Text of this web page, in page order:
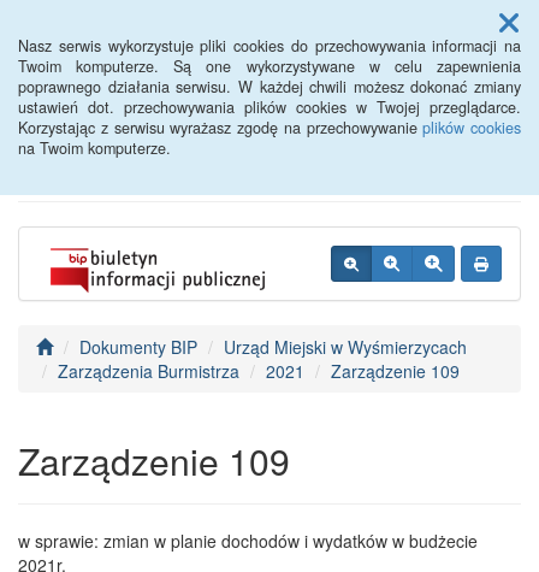
Nasz serwis wykorzystuje pliki cookies do przechowywania informacji na
Twoim komputerze. Są one wykorzystywane w celu zapewnienia
poprawnego działania serwisu. W każdej chwili możesz dokonać zmiany
ustawień dot. przechowywania plików cookies w Twojej przeglądarce.
Korzystając z serwisu wyrażasz zgodę na przechowywanieplików cookies
na Twoim komputerze.
Menu
BIP - Urząd Miejski
Wyśmierzyce
Dokumenty BIP
Urząd Miejski w Wyśmierzycach
Zarządzenia Burmistrza
2021 Zarządzenie 109
Zarządzenie 109
w sprawie: zmian w planie dochodów i wydatków w budżecie
2021r.